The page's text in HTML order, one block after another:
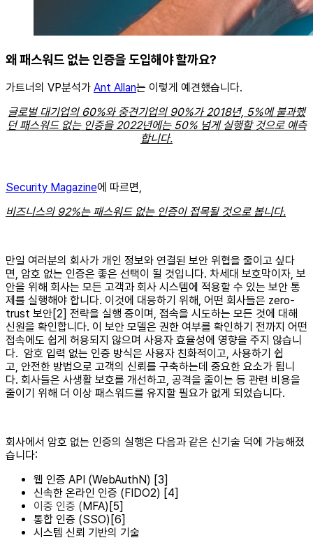
왜 패스워드 없는 인증을 도입해야 할까요?
가트너의 VP분석가 Ant Allan는 이렇게 예견했습니다.
글로벌 대기업의 60%와 중견기업의 90%가 2018년, 5%에 불과했
던 패스워드 없는 인증을 2022년에는 50% 넘게 실행할 것으로 예측
합니다.
Security Magazine에 따르면,
비즈니스의 92%는 패스워드 없는 인증이 접목될 것으로 봅니다.
만일 여러분의 회사가 개인 정보와 연결된 보안 위협을 줄이고 싶다
면, 암호 없는 인증은 좋은 선택이 될 것입니다. 차세대 보호막이자, 보
안을 위해 회사는 모든 고객과 회사 시스템에 적용할 수 있는 보안 통
제를 실행해야 합니다. 이것에 대응하기 위해, 어떤 회사들은 zero-
trust 보안[2] 전략을 실행 중이며, 접속을 시도하는 모든 것에 대해
신원을 확인합니다. 이 보안 모델은 권한 여부를 확인하기 전까지 어떤
접속에도 쉽게 허용되지 않으며 사용자 효율성에 영향을 주지 않습니
다. 암호 입력 없는 인증 방식은 사용자 친화적이고, 사용하기 쉽
고, 안전한 방법으로 고객의 신뢰를 구축하는데 중요한 요소가 됩니
다. 회사들은 사생활 보호를 개선하고, 공격을 줄이는 등 관련 비용을
줄이기 위해 더 이상 패스워드를 유지할 필요가 없게 되었습니다.
회사에서 암호 없는 인증의 실행은 다음과 같은 신기술 덕에 가능해졌
습니다:
웹 인증 API (WebAuthN) [3]
신속한 온라인 인증 (FIDO2) [4]
이중 인증 (MFA)[5]
통합 인증 (SSO)[6]
시스템 신뢰 기반의 기술